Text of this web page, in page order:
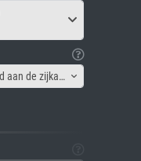
Canvas lijst - Afbeelding gespiegeld aan de zijkant